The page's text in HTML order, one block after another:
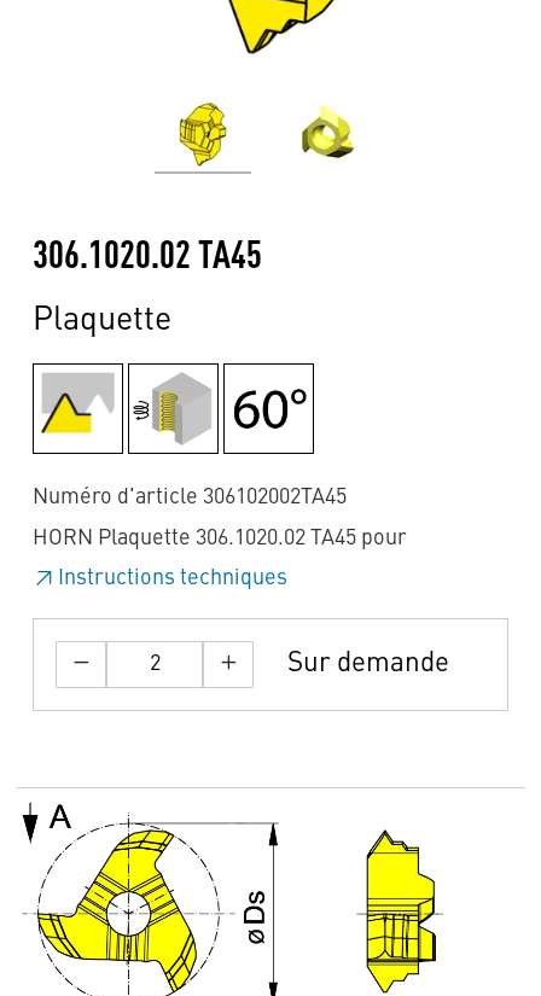
306.1020.02 TA45
Plaquette
Numéro d'article 306102002TA45
HORN Plaquette 306.1020.02 TA45 pour
Instructions techniques
Sur demande